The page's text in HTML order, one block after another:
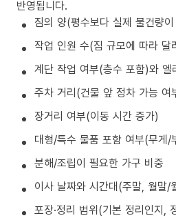
반영됩니다.
짐의 양(평수보다 실제 물건량
작업 인원 수(짐 규모에 따라 달
계단 작업 여부(층수 포함)와 엘
주차 거리(건물 앞 정차 가능 여
장거리 여부(이동 시간 증가)
대형/특수 물품 포함 여부(무게/
분해/조립이 필요한 가구 비중
이사 날짜와 시간대(주말, 월말/
포장·정리 범위(기본 정리인지,